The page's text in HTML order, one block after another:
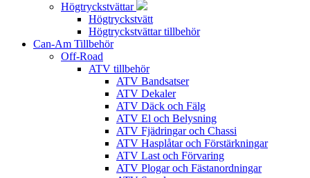
Högtryckstvättar
Högtryckstvätt
Högtryckstvättar tillbehör
Can-Am Tillbehör
Off-Road
ATV tillbehör
ATV Bandsatser
ATV Dekaler
ATV Däck och Fälg
ATV El och Belysning
ATV Fjädringar och Chassi
ATV Hasplåtar och Förstärkningar
ATV Last och Förvaring
ATV Plogar och Fästanordningar